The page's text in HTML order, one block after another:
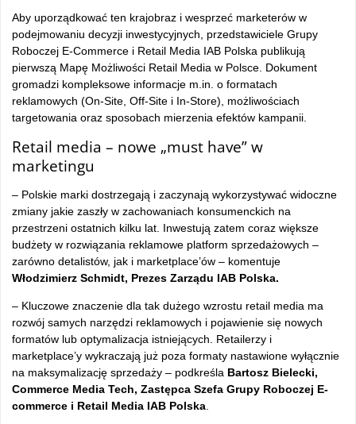
Aby uporządkować ten krajobraz i wesprzeć marketerów w
podejmowaniu decyzji inwestycyjnych, przedstawiciele Grupy
Roboczej E-Commerce i Retail Media IAB Polska publikują
pierwszą Mapę Możliwości Retail Media w Polsce. Dokument
gromadzi kompleksowe informacje m.in. o formatach
reklamowych (On-Site, Off-Site i In-Store), możliwościach
targetowania oraz sposobach mierzenia efektów kampanii.
Retail media – nowe „must have” w
marketingu
– Polskie marki dostrzegają i zaczynają wykorzystywać widoczne
zmiany jakie zaszły w zachowaniach konsumenckich na
przestrzeni ostatnich kilku lat. Inwestują zatem coraz większe
budżety w rozwiązania reklamowe platform sprzedażowych –
zarówno detalistów, jak i marketplace’ów – komentuje
Włodzimierz Schmidt, Prezes Zarządu IAB Polska.
– Kluczowe znaczenie dla tak dużego wzrostu retail media ma
rozwój samych narzędzi reklamowych i pojawienie się nowych
formatów lub optymalizacja istniejących. Retailerzy i
marketplace’y wykraczają już poza formaty nastawione wyłącznie
na maksymalizację sprzedaży – podkreśla Bartosz Bielecki,
Commerce Media Tech, Zastępca Szefa Grupy Roboczej E-
commerce i Retail Media IAB Polska